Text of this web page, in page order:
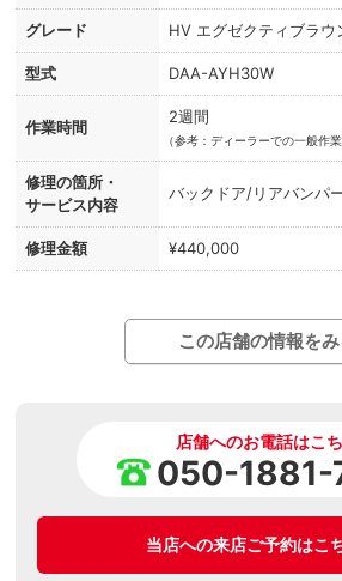
グレード HV エグゼクティブラウ
型式 DAA-AYH30W
作業時間
2週間
（参考：ディーラーでの一般作
修理の箇所・
サービス内容
バックドア/リアバンパ
修理金額 ¥440,000
この店舗の情報を
店舗へのお電話はこ
050-
当店への来店ご予約はこ